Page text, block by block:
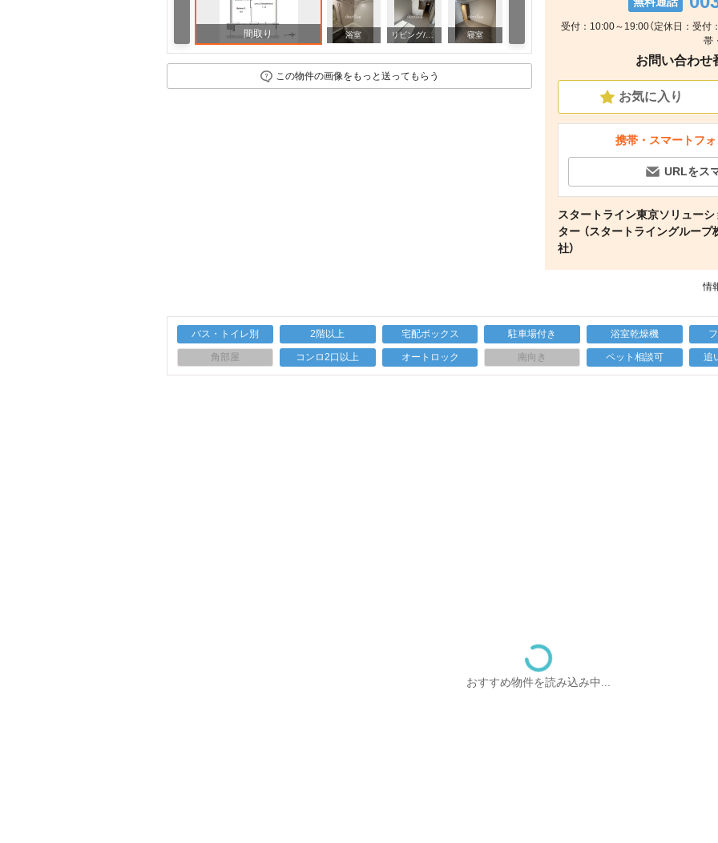
間取り 浴室 寝室 リビング/ダイニング
この物件の画像をもっと送ってもらう
受付：10:00～19:00（定休日：受
帯
お問い合わせ
お気に入り
携帯・スマートフ
URLをス
スタートライン東京ソリュー
ター （スタートライングループ
社）
情
バス・トイレ別 2階以上 宅配ボックス 駐車場付き 浴室乾燥機
角部屋 コンロ2口以上 オートロック 南向き ペット相談可 追
おすすめ物件を読み込み中...